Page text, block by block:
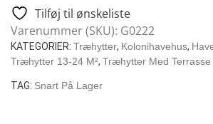
Træhytte
Med
Stor
Veranda
/
10
Tilføj til ønskeliste
Varenummer (SKU): G0222
KATEGORIER: Træhytter, Kolonihavehus,
Træhytter 13-24 M², Træhytter Med Terrasse
TAG: Snart På Lager